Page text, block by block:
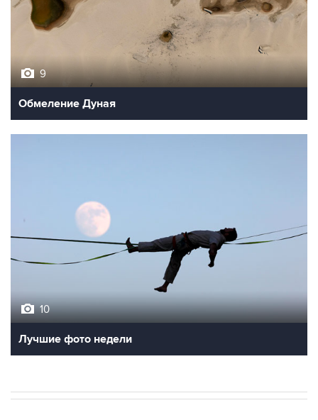
9
Обмеление Дуная
10
Лучшие фото недели